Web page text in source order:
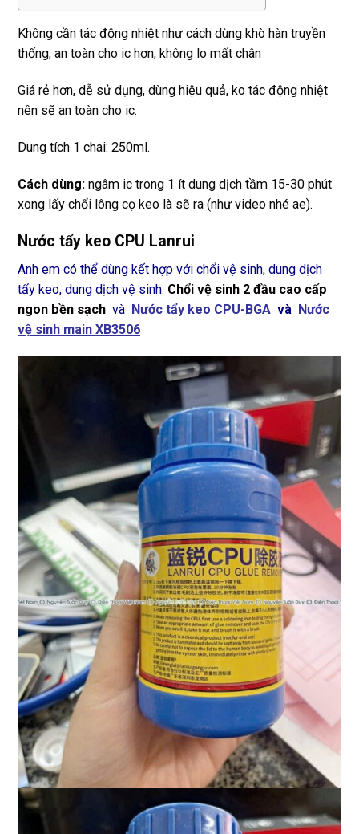
Không cần tác động nhiệt như cách dùng khò hàn truyền
thống, an toàn cho ic hơn, không lo mất chân
Giá rẻ hơn, dễ sử dụng, dùng hiệu quả, ko tác động nhiệt
nên sẽ an toàn cho ic.
Dung tích 1 chai: 250ml.
Cách dùng: ngâm ic trong 1 ít dung dịch tầm 15-30 phút
xong lấy chổi lông cọ keo là sẽ ra (như video nhé ae).
Nước tẩy keo CPU Lanrui
Anh em có thể dùng kết hợp với chổi vệ sinh, dung dịch
tẩy keo, dung dịch vệ sinh: Chổi vệ sinh 2 đầu cao cấp
ngon bền sạch và Nước tẩy keo CPU-BGA và Nước
vệ sinh main XB3506